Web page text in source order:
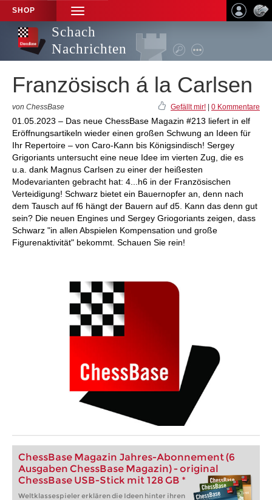
SHOP
TOGGLE
NAVIGATION
Schach
Nachrichten
Französisch á la Carlsen
von ChessBase Gefällt mir! 0 Kommentare
01.05.2023 – Das neue ChessBase Magazin #213 liefert in elf
Eröffnungsartikeln wieder einen großen Schwung an Ideen für
Ihr Repertoire – von Caro-Kann bis Königsindisch! Sergey
Grigoriants untersucht eine neue Idee im vierten Zug, die es
u.a. dank Magnus Carlsen zu einer der heißesten
Modevarianten gebracht hat: 4...h6 in der Französischen
Verteidigung! Schwarz bietet ein Bauernopfer an, denn nach
dem Tausch auf f6 hängt der Bauern auf d5. Kann das denn gut
sein? Die neuen Engines und Sergey Griogoriants zeigen, dass
Schwarz "in allen Abspielen Kompensation und große
Figurenaktivität" bekommt. Schauen Sie rein!
ChessBase Magazin Jahres-Abonnement (6
Ausgaben ChessBase Magazin) - original
ChessBase USB-Stick mit 128 GB *
Weltklassespieler erklären die Ideen hinter ihren